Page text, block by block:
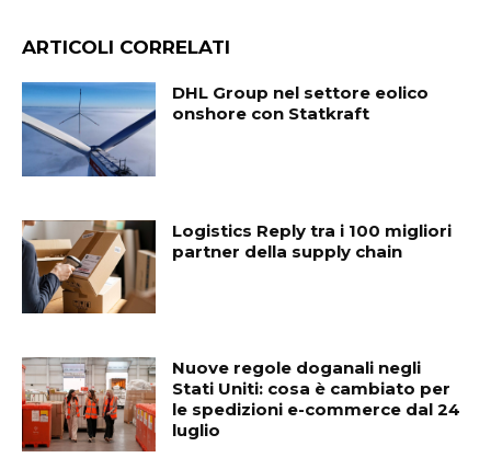
ARTICOLI CORRELATI
DHL Group nel settore eolico
onshore con Statkraft
Logistics Reply tra i 100 migliori
partner della supply chain
Nuove regole doganali negli
Stati Uniti: cosa è cambiato per
le spedizioni e-commerce dal 24
luglio